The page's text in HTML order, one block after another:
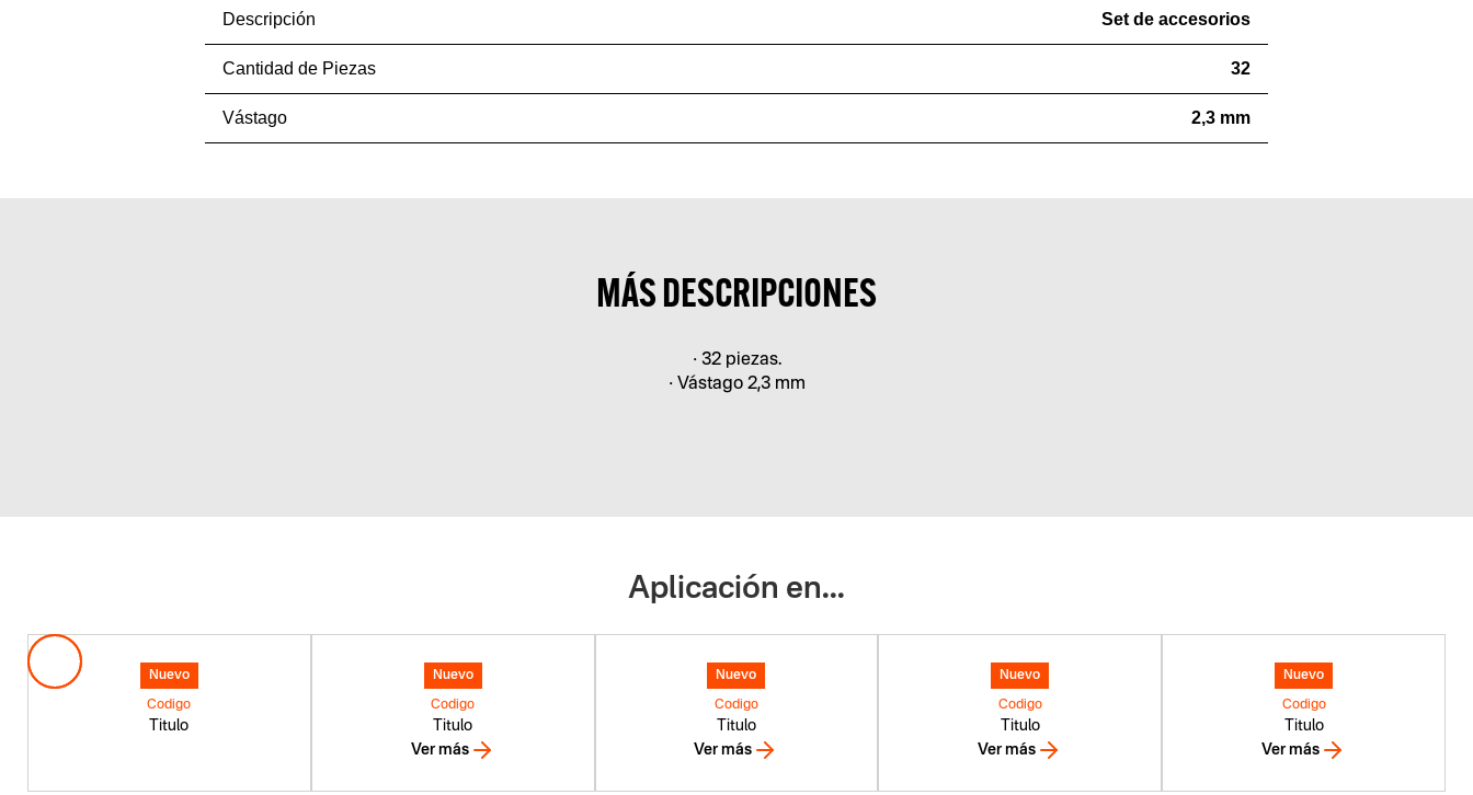
Descripción Set de accesorios
Cantidad de Piezas 32
Vástago 2,3 mm
MÁS DESCRIPCIONES
• 32 piezas.
• Vástago 2,3 mm
Aplicación en...
Nuevo
Titulo
Codigo
Nuevo
Titulo
Codigo
Ver más
Nuevo
Titulo
Codigo
Ver más
Nuevo
Titulo
Codigo
Ver más
Nuevo
Titulo
Codigo
Ver más